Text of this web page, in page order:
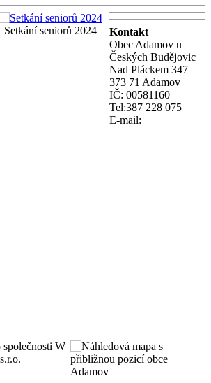
Setkání seniorů 2024
Kontakt
Obec Adamov u
Českých Budějovic
Nad Pláckem 347
373 71 Adamov
IČ: 00581160
Tel:387 228 075
E-mail: